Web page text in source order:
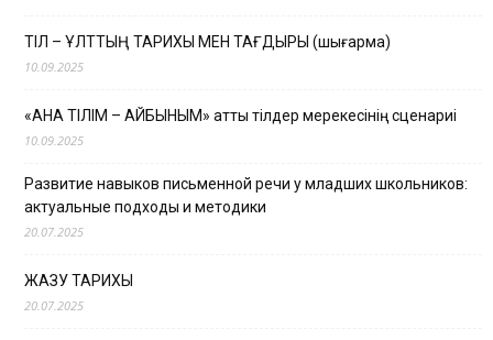
ТІЛ – ҰЛТТЫҢ ТАРИХЫ МЕН ТАҒДЫРЫ (шығарма)
10.09.2025
«АНА ТІЛІМ – АЙБЫНЫМ» атты тілдер мерекесінің сценариі
10.09.2025
Развитие навыков письменной речи у младших школьников:
актуальные подходы и методики
20.07.2025
ЖАЗУ ТАРИХЫ
20.07.2025